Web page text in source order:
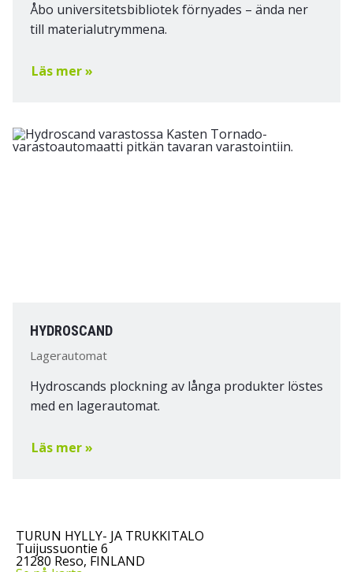
Åbo universitetsbibliotek förnyades – ända ner
till materialutrymmena.
Läs mer »
HYDROSCAND
Lagerautomat
Hydroscands plockning av långa produkter löstes
med en lagerautomat.
Läs mer »
TURUN HYLLY- JA TRUKKITALO
Tuijussuontie 6
21280 Reso, FINLAND